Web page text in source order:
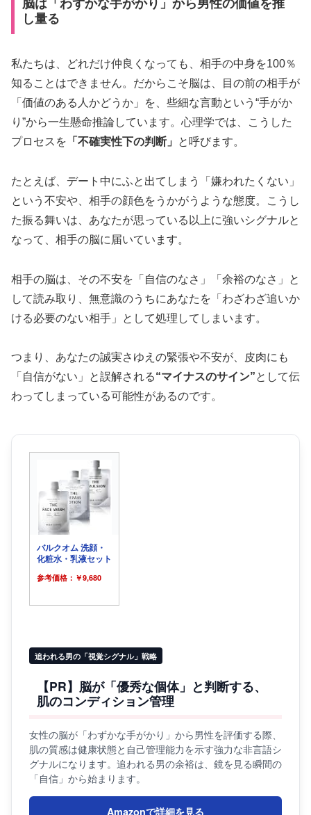
脳は「わずかな手がかり」から男性の価値を推
し量る
私たちは、どれだけ仲良くなっても、相手の中身を100％
知ることはできません。だからこそ脳は、目の前の相手が
「価値のある人かどうか」を、些細な言動という“手がか
り”から一生懸命推論しています。心理学では、こうした
プロセスを 「不確実性下の判断」 と呼びます。
たとえば、デート中にふと出てしまう「嫌われたくない」
という不安や、相手の顔色をうかがうような態度。こうし
た振る舞いは、あなたが思っている以上に強いシグナルと
なって、相手の脳に届いています。
相手の脳は、その不安を「自信のなさ」「余裕のなさ」と
して読み取り、無意識のうちにあなたを「わざわざ追いか
ける必要のない相手」として処理してしまいます。
つまり、あなたの誠実さゆえの緊張や不安が、皮肉にも
「自信がない」と誤解される“マイナスのサイン”として伝
わってしまっている可能性があるのです。
バルクオム 洗顔・
化粧水・乳液セット
参考価格：￥9,680
追われる男の「視覚シグナル」戦略
【PR】脳が「優秀な個体」と判断する、
肌のコンディション管理
女性の脳が「わずかな手がかり」から男性を評価する際、
肌の質感は健康状態と自己管理能力を示す強力な非言語シ
グナルになります。追われる男の余裕は、鏡を見る瞬間の
「自信」から始まります。
Amazonで詳細を見る